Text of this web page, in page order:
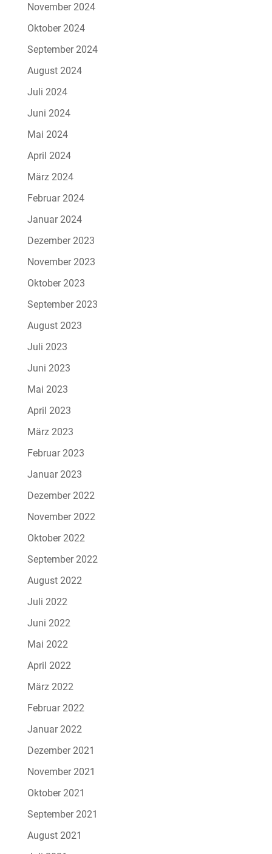
November 2024
Oktober 2024
September 2024
August 2024
Juli 2024
Juni 2024
Mai 2024
April 2024
März 2024
Februar 2024
Januar 2024
Dezember 2023
November 2023
Oktober 2023
September 2023
August 2023
Juli 2023
Juni 2023
Mai 2023
April 2023
März 2023
Februar 2023
Januar 2023
Dezember 2022
November 2022
Oktober 2022
September 2022
August 2022
Juli 2022
Juni 2022
Mai 2022
April 2022
März 2022
Februar 2022
Januar 2022
Dezember 2021
November 2021
Oktober 2021
September 2021
August 2021